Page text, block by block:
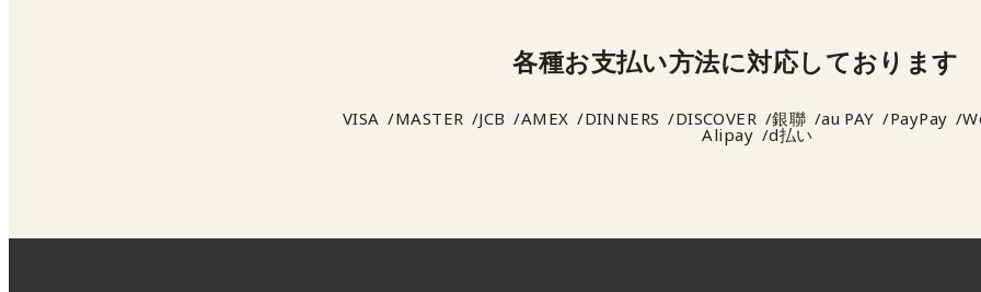
各種お支払い方法に対応しております
VISA MASTER JCB AMEX DINNERS DISCOVER 銀聯 au PAY PayPay
Alipay d払い